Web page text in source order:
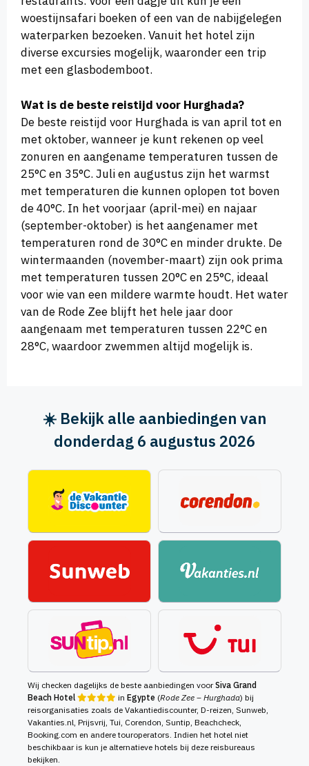
woestijnsafari boeken of een van de nabijgelegen
waterparken bezoeken. Vanuit het hotel zijn
diverse excursies mogelijk, waaronder een trip
met een glasbodemboot.
Wat is de beste reistijd voor Hurghada?
De beste reistijd voor Hurghada is van april tot en
met oktober, wanneer je kunt rekenen op veel
zonuren en aangename temperaturen tussen de
25°C en 35°C. Juli en augustus zijn het warmst
met temperaturen die kunnen oplopen tot boven
de 40°C. In het voorjaar (april-mei) en najaar
(september-oktober) is het aangenamer met
temperaturen rond de 30°C en minder drukte. De
wintermaanden (november-maart) zijn ook prima
met temperaturen tussen 20°C en 25°C, ideaal
voor wie van een mildere warmte houdt. Het water
van de Rode Zee blijft het hele jaar door
aangenaam met temperaturen tussen 22°C en
28°C, waardoor zwemmen altijd mogelijk is.
☀️ Bekijk alle aanbiedingen van
donderdag 6 augustus 2026
Wij checken dagelijks de beste aanbiedingen voorSiva Grand
Beach Hotel
in Egypte (Rode Zee – Hurghada) bij
reisorganisaties zoals de Vakantiediscounter, D-reizen, Sunweb,
Vakanties.nl, Prijsvrij, Tui, Corendon, Suntip, Beachcheck,
Booking.com en andere touroperators. Indien het hotel niet
beschikbaar is kun je alternatieve hotels bij deze reisbureaus
bekijken.